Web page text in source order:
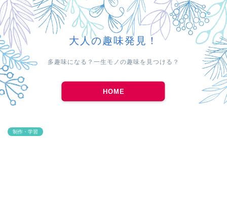
大人の趣味発見！
多趣味になる？一生モノの趣味を見つける？
HOME
制作・学習